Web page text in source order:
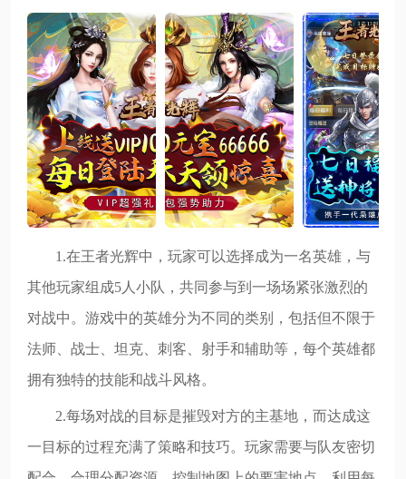
1.在王者光辉中，玩家可以选择成为一名英雄，与
其他玩家组成5人小队，共同参与到一场场紧张激烈的
对战中。游戏中的英雄分为不同的类别，包括但不限于
法师、战士、坦克、刺客、射手和辅助等，每个英雄都
拥有独特的技能和战斗风格。
2.每场对战的目标是摧毁对方的主基地，而达成这
一目标的过程充满了策略和技巧。玩家需要与队友密切